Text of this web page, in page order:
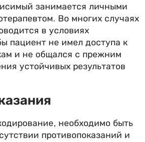
занимается личными
Во многих случаях
в условиях
пациент не имел доступа к
и не общался с прежним
устойчивых результатов
необходимо быть
противопоказаний и